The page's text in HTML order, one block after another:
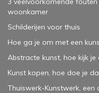
woonkamer
Schilderijen voor thuis
Hoe ga je om met een
Abstracte kunst, hoe kijk je
Kunst kopen, hoe doe je
Thuiswerk-Kunstwerk,